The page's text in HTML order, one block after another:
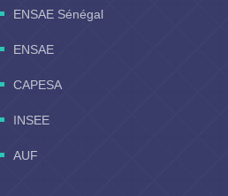
ENSAE Sénégal
ENSAE
CAPESA
INSEE
AUF